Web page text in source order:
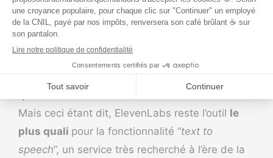
d’articles sur la synthèse vocale, vous lirez
partout (vraiment partout) qu’elle permet de
donner une voix au “son naturel
Mais ceci étant dit, ElevenLabs reste l’outil le
plus quali pour la fonctionnalité “text to
speech”, un service très recherché à l’ère de la